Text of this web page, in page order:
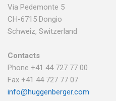
Via Pedemonte 5
CH-6715 Dongio
Schweiz, Switzerland
Contacts
Phone +41 44 727 77 00
Fax +41 44 727 77 07
info@huggenberger.com